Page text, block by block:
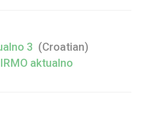
3 (Croatian)
IRMO aktualno